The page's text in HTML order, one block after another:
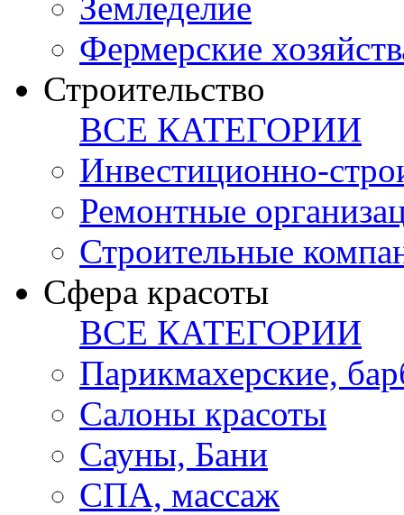
Фермерские
Строительство
ВСЕ КАТЕГОРИИ
Инвестиционно-
Ремонтные
Строительные
Сфера красоты
ВСЕ КАТЕГОРИИ
Парикмахерские,
Салоны красоты
Сауны, Бани
СПА, массаж